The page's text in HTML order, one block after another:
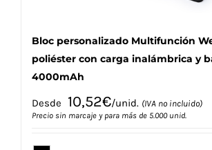
Bloc personalizado Multifunción
poliéster con carga inalámbrica y
4000mAh
Desde 10,52€/unid. (IVA no incluido)
Precio sin marcaje y para más de 5.000 unid.